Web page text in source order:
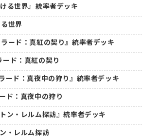
る世界』統率者デッキ
世界
ラード：真紅の契り』統率者デッキ
ード：真紅の契り
ード：真夜中の狩り』統率者デッキ
ド：真夜中の狩り
ン・レルム探訪』統率者デッキ
・レルム探訪